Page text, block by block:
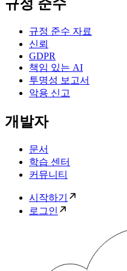
규정 준수
규정 준수 자료
신뢰
GDPR
책임 있는 AI
투명성 보고서
악용 신고
개발자
문서
학습 센터
커뮤니티
시작하기
로그인